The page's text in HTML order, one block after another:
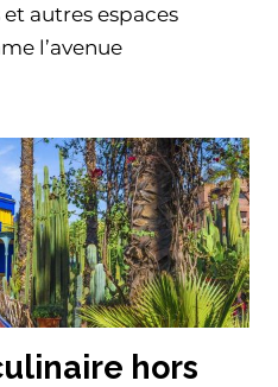
autres espaces
l’avenue
hors